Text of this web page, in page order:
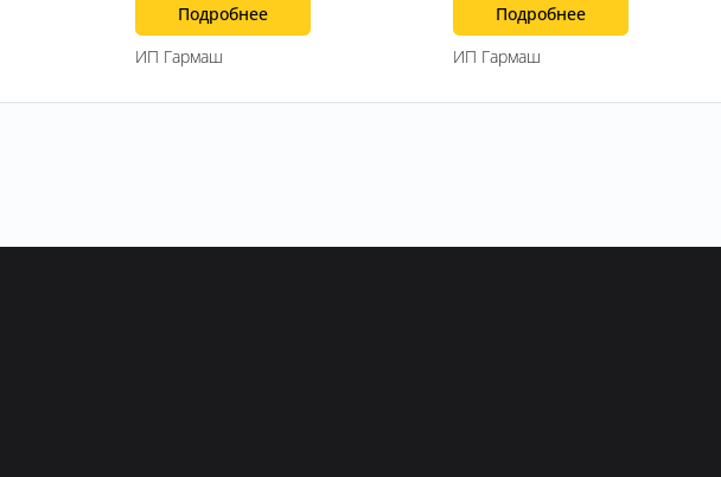
Подробнее
ИП Гармаш
Подробнее
ИП Гармаш